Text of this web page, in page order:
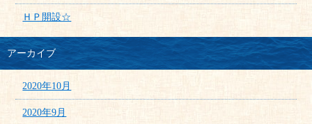
ＨＰ開設☆
アーカイブ
2020年10月
2020年9月